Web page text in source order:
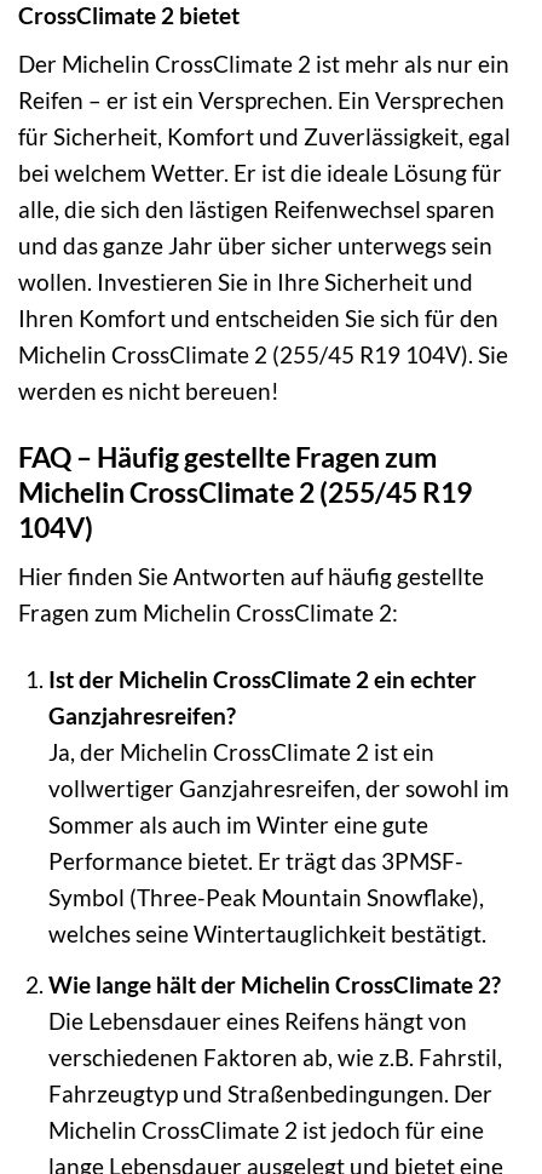
CrossClimate 2 bietet
Der Michelin CrossClimate 2 ist mehr als nur ein
Reifen – er ist ein Versprechen. Ein Versprechen
für Sicherheit, Komfort und Zuverlässigkeit, egal
bei welchem Wetter. Er ist die ideale Lösung für
alle, die sich den lästigen Reifenwechsel sparen
und das ganze Jahr über sicher unterwegs sein
wollen. Investieren Sie in Ihre Sicherheit und
Ihren Komfort und entscheiden Sie sich für den
Michelin CrossClimate 2 (255/45 R19 104V). Sie
werden es nicht bereuen!
FAQ – Häufig gestellte Fragen zum
Michelin CrossClimate 2 (255/45 R19
104V)
Hier finden Sie Antworten auf häufig gestellte
Fragen zum Michelin CrossClimate 2:
Ist der Michelin CrossClimate 2 ein echter
Ganzjahresreifen?
Ja, der Michelin CrossClimate 2 ist ein
vollwertiger Ganzjahresreifen, der sowohl im
Sommer als auch im Winter eine gute
Performance bietet. Er trägt das 3PMSF-
Symbol (Three-Peak Mountain Snowflake),
welches seine Wintertauglichkeit bestätigt.
Wie lange hält der Michelin CrossClimate 2?
Die Lebensdauer eines Reifens hängt von
verschiedenen Faktoren ab, wie z.B. Fahrstil,
Fahrzeugtyp und Straßenbedingungen. Der
Michelin CrossClimate 2 ist jedoch für eine
lange Lebensdauer ausgelegt und bietet eine